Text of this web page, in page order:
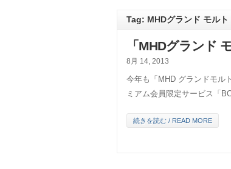
Tag: MHDグランド モルト
「MHDグランド
8月 14, 2013
今年も「MHD グランドモル
ミアム会員限定サービス「
続きを読む / READ MORE